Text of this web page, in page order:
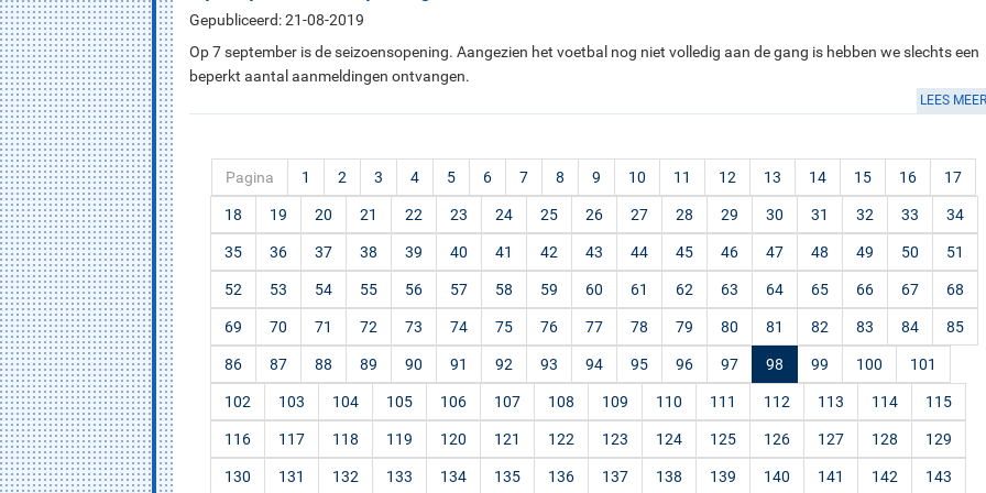
Gepubliceerd: 21-08-2019
Op 7 september is de seizoensopening. Aangezien het voetbal nog niet volledig aan de gang is hebben we slechts een
beperkt aantal aanmeldingen ontvangen.
LEES
Pagina 1 2 3 4 5 6 7 8 9 10 11 12 13 14 15 16 17
18 19 20 21 22 23 24 25 26 27 28 29 30 31 32 33 34
35 36 37 38 39 40 41 42 43 44 45 46 47 48 49 50 51
52 53 54 55 56 57 58 59 60 61 62 63 64 65 66 67 68
69 70 71 72 73 74 75 76 77 78 79 80 81 82 83 84 85
86 87 88 89 90 91 92 93 94 95 96 97 98 99 100 101
102 103 104 105 106 107 108 109 110 111 112 113 114 115
116 117 118 119 120 121 122 123 124 125 126 127 128 129
130 131 132 133 134 135 136 137 138 139 140 141 142 143